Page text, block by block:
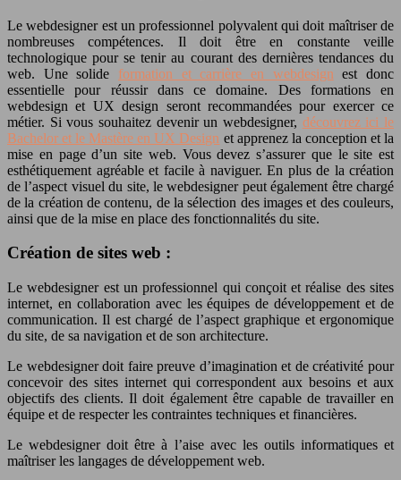
Le webdesigner est un professionnel polyvalent qui doit maîtriser de
nombreuses compétences. Il doit être en constante veille
technologique pour se tenir au courant des dernières tendances du
web. Une solide formation et carrière en webdesign est donc
essentielle pour réussir dans ce domaine. Des formations en
webdesign et UX design seront recommandées pour exercer ce
métier. Si vous souhaitez devenir un webdesigner, découvrez ici le
Bachelor et le Mastère en UX Design et apprenez la conception et la
mise en page d’un site web. Vous devez s’assurer que le site est
esthétiquement agréable et facile à naviguer. En plus de la création
de l’aspect visuel du site, le webdesigner peut également être chargé
de la création de contenu, de la sélection des images et des couleurs,
ainsi que de la mise en place des fonctionnalités du site.
Création de sites web :
Le webdesigner est un professionnel qui conçoit et réalise des sites
internet, en collaboration avec les équipes de développement et de
communication. Il est chargé de l’aspect graphique et ergonomique
du site, de sa navigation et de son architecture.
Le webdesigner doit faire preuve d’imagination et de créativité pour
concevoir des sites internet qui correspondent aux besoins et aux
objectifs des clients. Il doit également être capable de travailler en
équipe et de respecter les contraintes techniques et financières.
Le webdesigner doit être à l’aise avec les outils informatiques et
maîtriser les langages de développement web.